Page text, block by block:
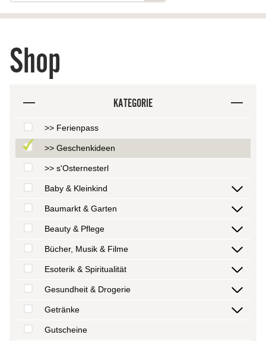
Shop
KATEGORIE
>> Ferienpass
>> Geschenkideen
>> s'Osternesterl
Baby & Kleinkind
Baumarkt & Garten
Beauty & Pflege
Bücher, Musik & Filme
Esoterik & Spiritualität
Gesundheit & Drogerie
Getränke
Gutscheine